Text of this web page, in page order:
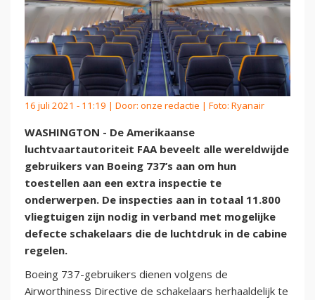
16 juli 2021 - 11:19 | Door: onze redactie | Foto: Ryanair
WASHINGTON - De Amerikaanse
luchtvaartautoriteit FAA beveelt alle wereldwijde
gebruikers van Boeing 737’s aan om hun
toestellen aan een extra inspectie te
onderwerpen. De inspecties aan in totaal 11.800
vliegtuigen zijn nodig in verband met mogelijke
defecte schakelaars die de luchtdruk in de cabine
regelen.
Boeing 737-gebruikers dienen volgens de
Airworthiness Directive de schakelaars herhaaldelijk te